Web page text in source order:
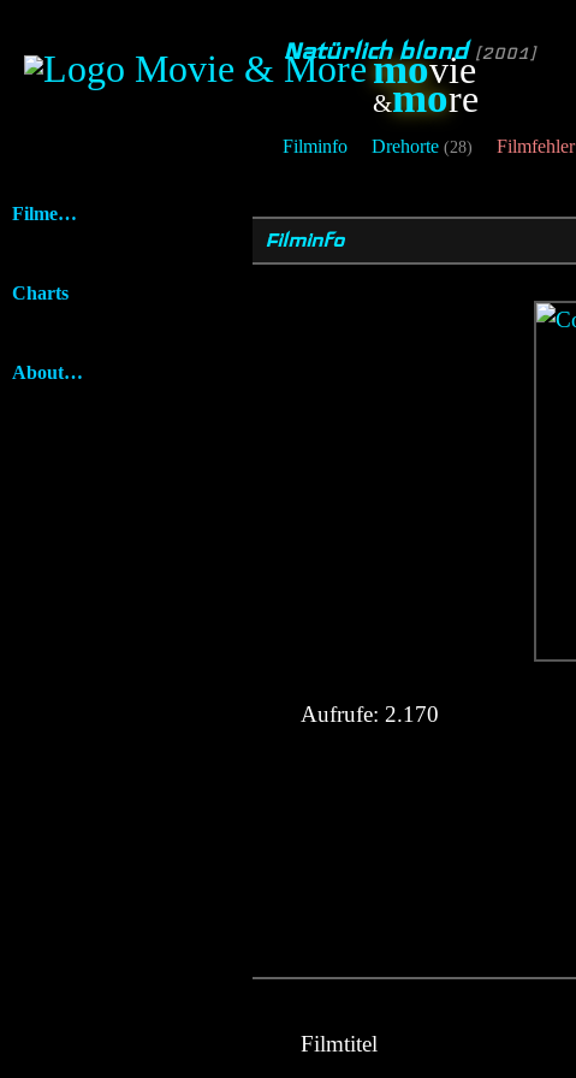
movie
&more
Natürlich blond [2001]
Filminfo Drehorte (28) Filmfehler
Filme…
Charts
About…
Filminfo
Aufrufe: 2.170
Filmtitel